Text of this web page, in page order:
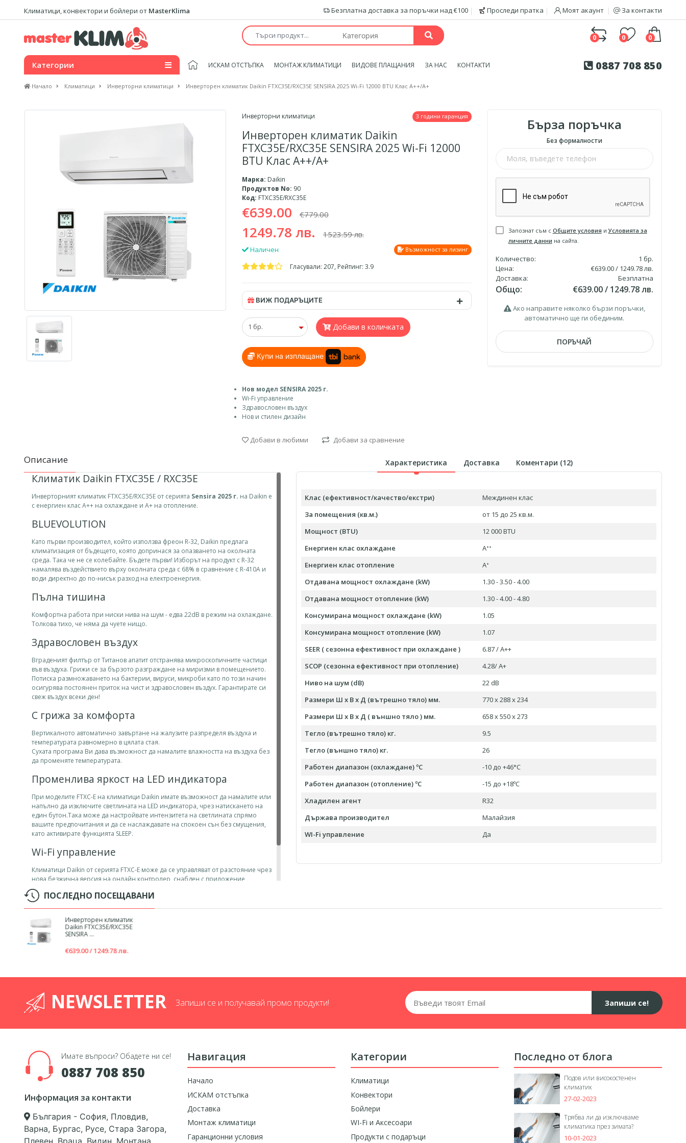
Климатици, конвектори и бойлери от MasterKlima Безплатна доставка за поръчки над €100 Проследи пратка Моят акаунт За контакти
0 0 0
Категории ИСКАМ ОТСТЪПКА МОНТАЖ КЛИМАТИЦИ ВИДОВЕ ПЛАЩАНИЯ ЗА НАС КОНТАКТИ 0887 708 850
Начало Климатици Инверторни климатици Инверторен климатик Daikin FTXC35E/RXC35E SENSIRA 2025 Wi-Fi 12000 BTU Клас A++/A+
Инверторни климатици 3 години гаранция
Инверторен климатик Daikin
FTXC35E/RXC35E SENSIRA 2025 Wi-Fi 12000
BTU Клас A++/A+
Марка: Daikin
Продуктов No: 90
Код: FTXC35E/RXC35E
€639.00 €779.00
1249.78 лв. 1523.59 лв.
Наличен Възможност за лизинг
Гласували: 207, Рейтинг: 3.9
ВИЖ ПОДАРЪЦИТЕ
Добави в количката
Купи на изплащане
Нов модел SENSIRA 2025 г.
Wi-Fi управление
Здравословен въздух
Нов и стилен дизайн
Добави в любими Добави за сравнение
Бърза поръчка
Без формалности
Запознат съм с Общите условия иУсловията за
личните данни на сайта.
Количество: 1 бр.
Цена:
€639.00 / 1249.78 лв.
Доставка:
Безплатна
Общо: €639.00 / 1249.78 лв.
Ако направите няколко бързи поръчки,
автоматично ще ги обединим.
ПОРЪЧАЙ
Описание
Климатик Daikin FTXC35E / RXC35E
Инверторният климатик FTXC35E/RXC35E от серията Sensira 2025 г. на Daikin е
с енергиен клас A++ на охлаждане и A+ на отопление.
BLUEVOLUTION
Като първи производител, който използва фреон R-32, Daikin предлага
климатизация от бъдещето, която допринася за опазването на околната
среда. Така че не се колебайте. Бъдете първи! Изборът на продукт с R-32
намалява въздействието върху околната среда с 68% в сравнение с R-410A и
води директно до по-нисък разход на електроенергия.
Пълна тишина
Комфортна работа при ниски нива на шум - едва 22dB в режим на охлаждане.
Толкова тихо, че няма да чуете нищо.
Здравословен въздух
Вграденият филтър от Титанов апатит отстранява микроскопичните частици
във въздуха. Грижи се за бързото разграждане на миризми в помещението.
Потиска размножаването на бактерии, вируси, микроби като по този начин
осигурява постоянен приток на чист и здравословен въздух. Гарантирате си
свеж въздух всеки ден!
С грижа за комфорта
Вертикалното автоматично завъртане на жалузите разпределя въздуха и
температурата равномерно в цялата стая.
Сухата програма Ви дава възможност да намалите влажността на въздуха без
да променяте температурата.
Променлива яркост на LED индикатора
При моделите FTXC-E на климатици Daikin имате възможност да намалите или
напълно да изключите светлината на LED индикатора, чрез натискането на
един бутон.Така може да настройвате интензитета на светлината спрямо
вашите предпочитания и да се наслаждавате на спокоен сън без смущения,
като активирате функцията SLEEP.
Wi-Fi управление
Климатици Daikin от серията FTXC-E може да се управляват от разстояние чрез
нова безжична версия на онлайн контролер, снабден с приложение,
налично за платформи Apple и Android. Това допълнително WLAN устройство
тип „plug and play“ разполага с интуитивен интерфейс и улеснява
управлението на всеки климатик както от вашия дом, така и извън него.
Характеристика Доставка Коментари (12)
Клас (ефективност/качество/екстри)
Междинен клас
За помещения (кв.м.)
от 15 до 25 кв.м.
Мощност (BTU)
12 000 BTU
Енергиен клас охлаждане
Aᐩᐩ
Енергиен клас отопление
Aᐩ
Отдавана мощност охлаждане (kW)
1.30 - 3.50 - 4.00
Отдавана мощност отопление (kW)
1.30 - 4.00 - 4.80
Консумирана мощност охлаждане (kW)
1.05
Консумирана мощност отопление (kW)
1.07
SEER ( сезонна ефективност при охлаждане )
6.87 / A++
SCOP (сезонна ефективност при отопление)
4.28/ A+
Ниво на шум (dB)
22 dB
Размери Ш х В х Д (вътрешно тяло) мм.
770 x 288 x 234
Размери Ш х В х Д ( външно тяло ) мм.
658 x 550 x 273
Тегло (вътрешно тяло) кг.
9.5
Тегло (външно тяло) кг.
26
Работен диапазон (охлаждане) ºC
-10 до +46°С
Работен диапазон (отопление) ºC
-15 до +18ºC
Хладилен агент
R32
Държава производител
Малайзия
WI-Fi управление
Да
ПОСЛЕДНО ПОСЕЩАВАНИ
Инверторен климатик
Daikin FTXC35E/RXC35E
SENSIRA ...
€639.00 / 1249.78 лв.
NEWSLETTER Запиши се и получавай промо продукти! Запиши се!
Имате въпроси? Обадете ни се!
0887 708 850
Информация за контакти
България - София, Пловдив,
Варна, Бургас, Русе, Стара Загора,
Навигация
Начало
ИСКАМ отстъпка
Доставка
Монтаж климатици
Гаранционни условия
Категории
Климатици
Конвектори
Бойлери
WI-Fi и Аксесоари
Продукти с подаръци
Последно от блога
Подов или високостенен
климатик
27-02-2023
Трябва ли да изключваме
климатика през зимата?
10-01-2023